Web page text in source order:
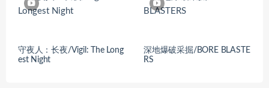
守夜人：长夜/Vigil: The Long
est Night
深地爆破采掘/BORE BLASTE
RS